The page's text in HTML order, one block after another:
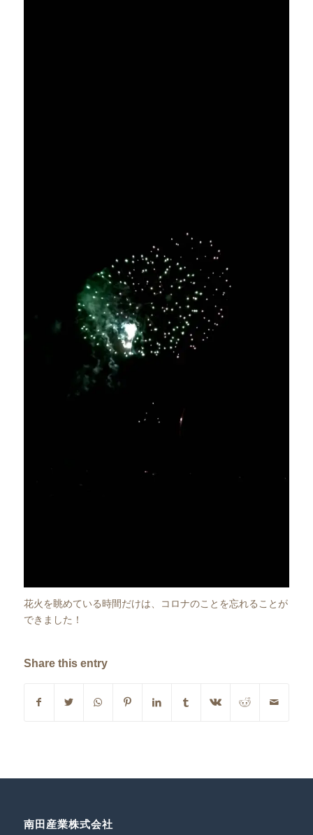
花火を眺めている時間だけは、コロナのことを忘れることが
できました！
Share this entry
南田産業株式会社